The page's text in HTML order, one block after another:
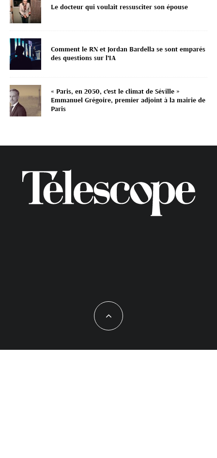
Le docteur qui voulait ressusciter son épouse
Comment le RN et Jordan Bardella se sont emparés
des questions sur l’IA
« Paris, en 2050, c’est le climat de Séville »
Emmanuel Grégoire, premier adjoint à la mairie de
Paris